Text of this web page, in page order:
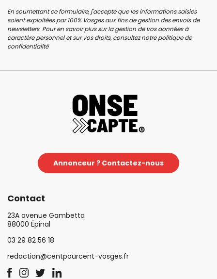
En soumettant ce formulaire, j'accepte que les informations saisies
soient exploitées par 100% Vosges aux fins de gestion des envois de
newsletters. Pour en savoir plus sur la gestion de vos données à
caractère personnel et sur vos droits, consultez notrepolitique de
confidentialité
Annonceur ? Contactez-nous
Contact
23A avenue Gambetta
88000 Épinal
03 29 82 56 18
redaction@centpourcent-vosges.fr